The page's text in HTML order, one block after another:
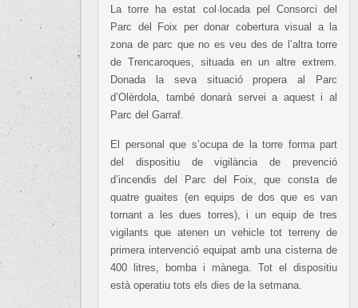
La torre ha estat col·locada pel Consorci del
Parc del Foix per donar cobertura visual a la
zona de parc que no es veu des de l’altra torre
de Trencaroques, situada en un altre extrem.
Donada la seva situació propera al Parc
d’Olèrdola, també donarà servei a aquest i al
Parc del Garraf.
El personal que s’ocupa de la torre forma part
del dispositiu de vigilància de prevenció
d’incendis del Parc del Foix, que consta de
quatre guaites (en equips de dos que es van
tornant a les dues torres), i un equip de tres
vigilants que atenen un vehicle tot terreny de
primera intervenció equipat amb una cisterna de
400 litres, bomba i mànega. Tot el dispositiu
està operatiu tots els dies de la setmana.